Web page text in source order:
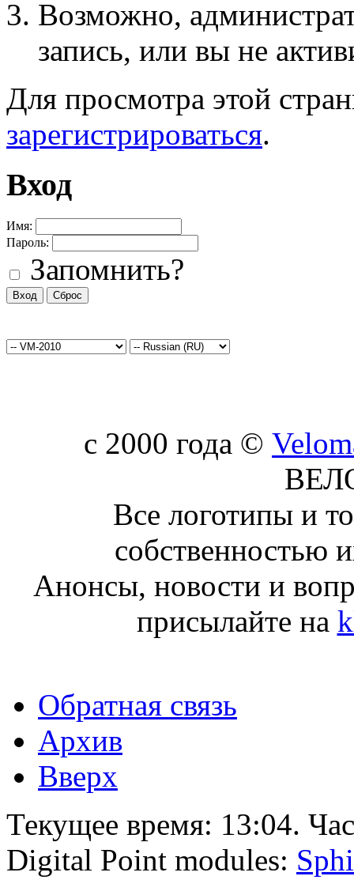
Возможно,
запись, или вы не
Для просмотра этой
зарегистрироваться.
Вход
Имя:
Пароль:
Запомнить?
c 2000 года ©
Все логотипы и
собственностью
Анонсы, новости и
присылайте на
Обратная связь
Архив
Вверх
Текущее время: 13:04.
Digital Point modules: